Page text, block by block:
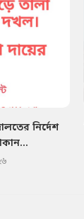
নির্দেশ